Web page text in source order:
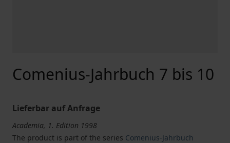
Comenius-Jahrbuch 7 bis 10
Lieferbar auf Anfrage
Academia, 1. Edition 1998
The product is part of the series Comenius-Jahrbuch